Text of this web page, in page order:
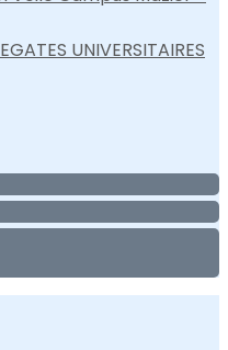
UNIVERSITAIRES